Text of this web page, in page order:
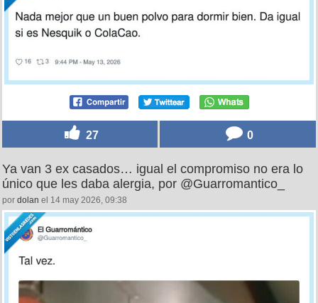
27 0
Ya van 3 ex casados… igual el compromiso no era lo
único que les daba alergia, por @Guarromantico_
por dolan el 14 may 2026, 09:38